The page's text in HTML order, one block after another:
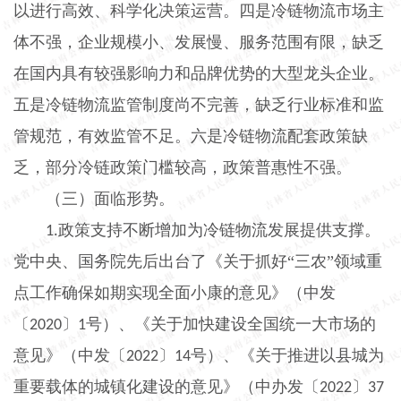
以进行高效、科学化决策运营。四是冷链物流市场主
体不强，企业规模小、发展慢、服务范围有限，缺乏
在国内具有较强影响力和品牌优势的大型龙头企业。
五是冷链物流监管制度尚不完善，缺乏行业标准和监
管规范，有效监管不足。六是冷链物流配套政策缺
乏，部分冷链政策门槛较高，政策普惠性不强。
（三）面临形势。
1.政策支持不断增加为冷链物流发展提供支撑。
党中央、国务院先后出台了《关于抓好“三农”领域重
点工作确保如期实现全面小康的意见》（中发
〔2020〕 1号）、《关于加快建设全国统一大市场的
意见》（中发〔2022〕 14号）、《关于推进以县城为
重要载体的城镇化建设的意见》（中办发〔2022〕 37